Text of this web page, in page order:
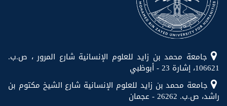
جامعة محمد بن زايد للعلوم الإنسانية شارع المرور ، ص.ب.
106621، إشارة 23 - أبوظبي
جامعة محمد بن زايد للعلوم الإنسانية شارع الشيخ مكتوم بن
راشد، ص.ب. 26262 - عجمان